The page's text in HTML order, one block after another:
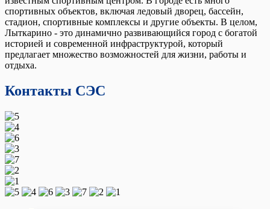
спортивных объектов, включая ледовый дворец, бассейн,
стадион, спортивные комплексы и другие объекты. В целом,
Лыткарино - это динамично развивающийся город с богатой
историей и современной инфраструктурой, который
предлагает множество возможностей для жизни, работы и
отдыха.
Контакты СЭС